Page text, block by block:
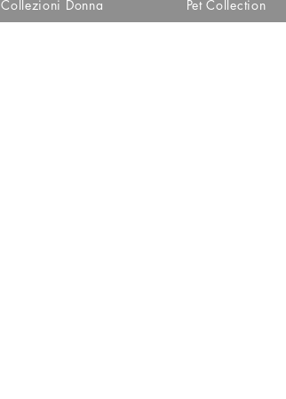
Collezioni Donna Pet Collection